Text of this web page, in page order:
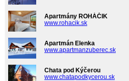
Apartmány ROHÁČIK
www.rohacik.sk
Apartmán Elenka
www.apartmanzuberec.sk
Chata pod Kýčerou
www.chatapodkycerou.sk